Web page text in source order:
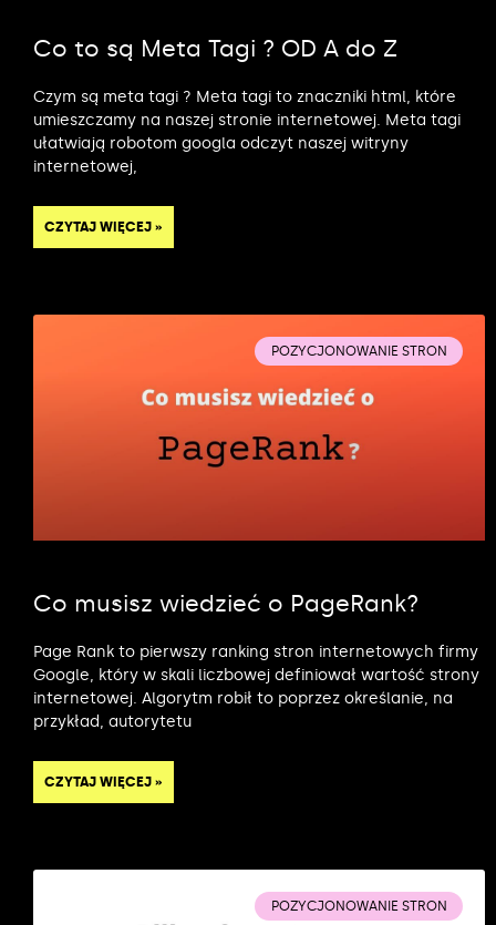
Co to są Meta Tagi ? OD A do Z
Czym są meta tagi ? Meta tagi to znaczniki html, które
umieszczamy na naszej stronie internetowej. Meta tagi
ułatwiają robotom googla odczyt naszej witryny
internetowej,
CZYTAJ WIĘCEJ »
POZYCJONOWANIE STRON
Co musisz wiedzieć o PageRank?
Page Rank to pierwszy ranking stron internetowych firmy
Google, który w skali liczbowej definiował wartość strony
internetowej. Algorytm robił to poprzez określanie, na
przykład, autorytetu
CZYTAJ WIĘCEJ »
POZYCJONOWANIE STRON